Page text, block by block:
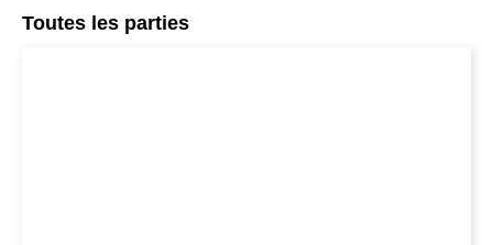
Toutes les parties